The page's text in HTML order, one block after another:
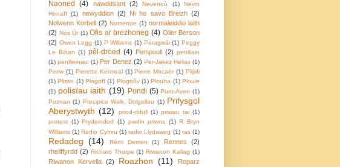
Naoned
(4) nawddsant (2) Nevenoù (1)
Nevin
Henaff (1) newyddion (2) Ni ho savo Breizh (2)
Nolwenn Korbell
(2) Nomenoe (1) normaleiddio iaith
(2) Nos Ùr (1) Ofis ar brezhoneg (4) Olier Berson
(2) Owen Legg (1) P Williams (1) Paragwâi (1) Peggy
Le Bihan (1) pêl-droed (4) Pempoull (2) penlliain
(1) penllieiniau (1) Per Denez (2) Per-Jakez Helias (1)
Periw (1) Pierette Kermoal (1) Pierre Mocaër (1) Plijidi
(1) Plistin (1) Plogoff (1) Plogoñv (1) Plouha (1) Plouie
(1) polisïau iaith (19) Pondi (5) Pont-Aven (1)
Poznan (1) Precipice Walk. Dolgellau (1) Prifysgol
Aberystwyth (12) priod-ddull (1) prisiau tai (1)
protest (1) Prydeindod (1) pwdin priwns (1) R Bryn
Williams (1) Radio Cymru (1) radio Llydaweg (1) ras (1)
Redadeg (14) Rémi Derrien (1) Rennes
(2)
rheilffyrdd (2) Richard Thorpe (1) Riwanon Kallag (1)
Riwanon Kervella (2) Roazhon (11)
Roparz